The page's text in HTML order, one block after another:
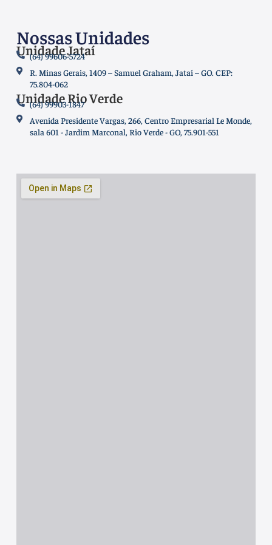
Nossas Unidades
Unidade Jataí
(64) 99606-5724
R. Minas Gerais, 1409 – Samuel Graham, Jataí – GO. CEP:
75.804-062
Unidade Rio Verde
(64) 99903-1847
Avenida Presidente Vargas, 266, Centro Empresarial Le Monde,
sala 601 - Jardim Marconal, Rio Verde - GO, 75.901-551